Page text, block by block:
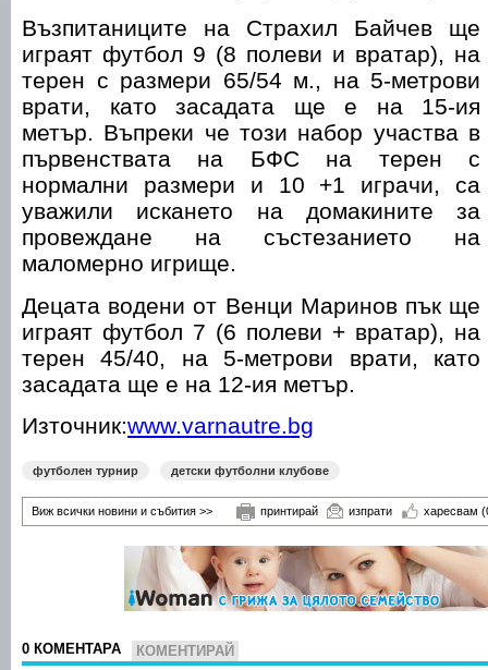
Възпитаниците на Страхил Байчев ще
играят футбол 9 (8 полеви и вратар), на
терен с размери 65/54 м., на 5-метрови
врати, като засадата ще е на 15-ия
метър. Въпреки че този набор участва в
първенствата на БФС на терен с
нормални размери и 10 +1 играчи, са
уважили искането на домакините за
провеждане на състезанието на
маломерно игрище.
Децата водени от Венци Маринов пък ще
играят футбол 7 (6 полеви + вратар), на
терен 45/40, на 5-метрови врати, като
засадата ще е на 12-ия метър.
Източник:www.varnautre.bg
футболен турнир детски футболни клубове
Виж всички новини и събития >> принтирай изпрати харесвам
0 КОМЕНТАРА КОМЕНТИРАЙ